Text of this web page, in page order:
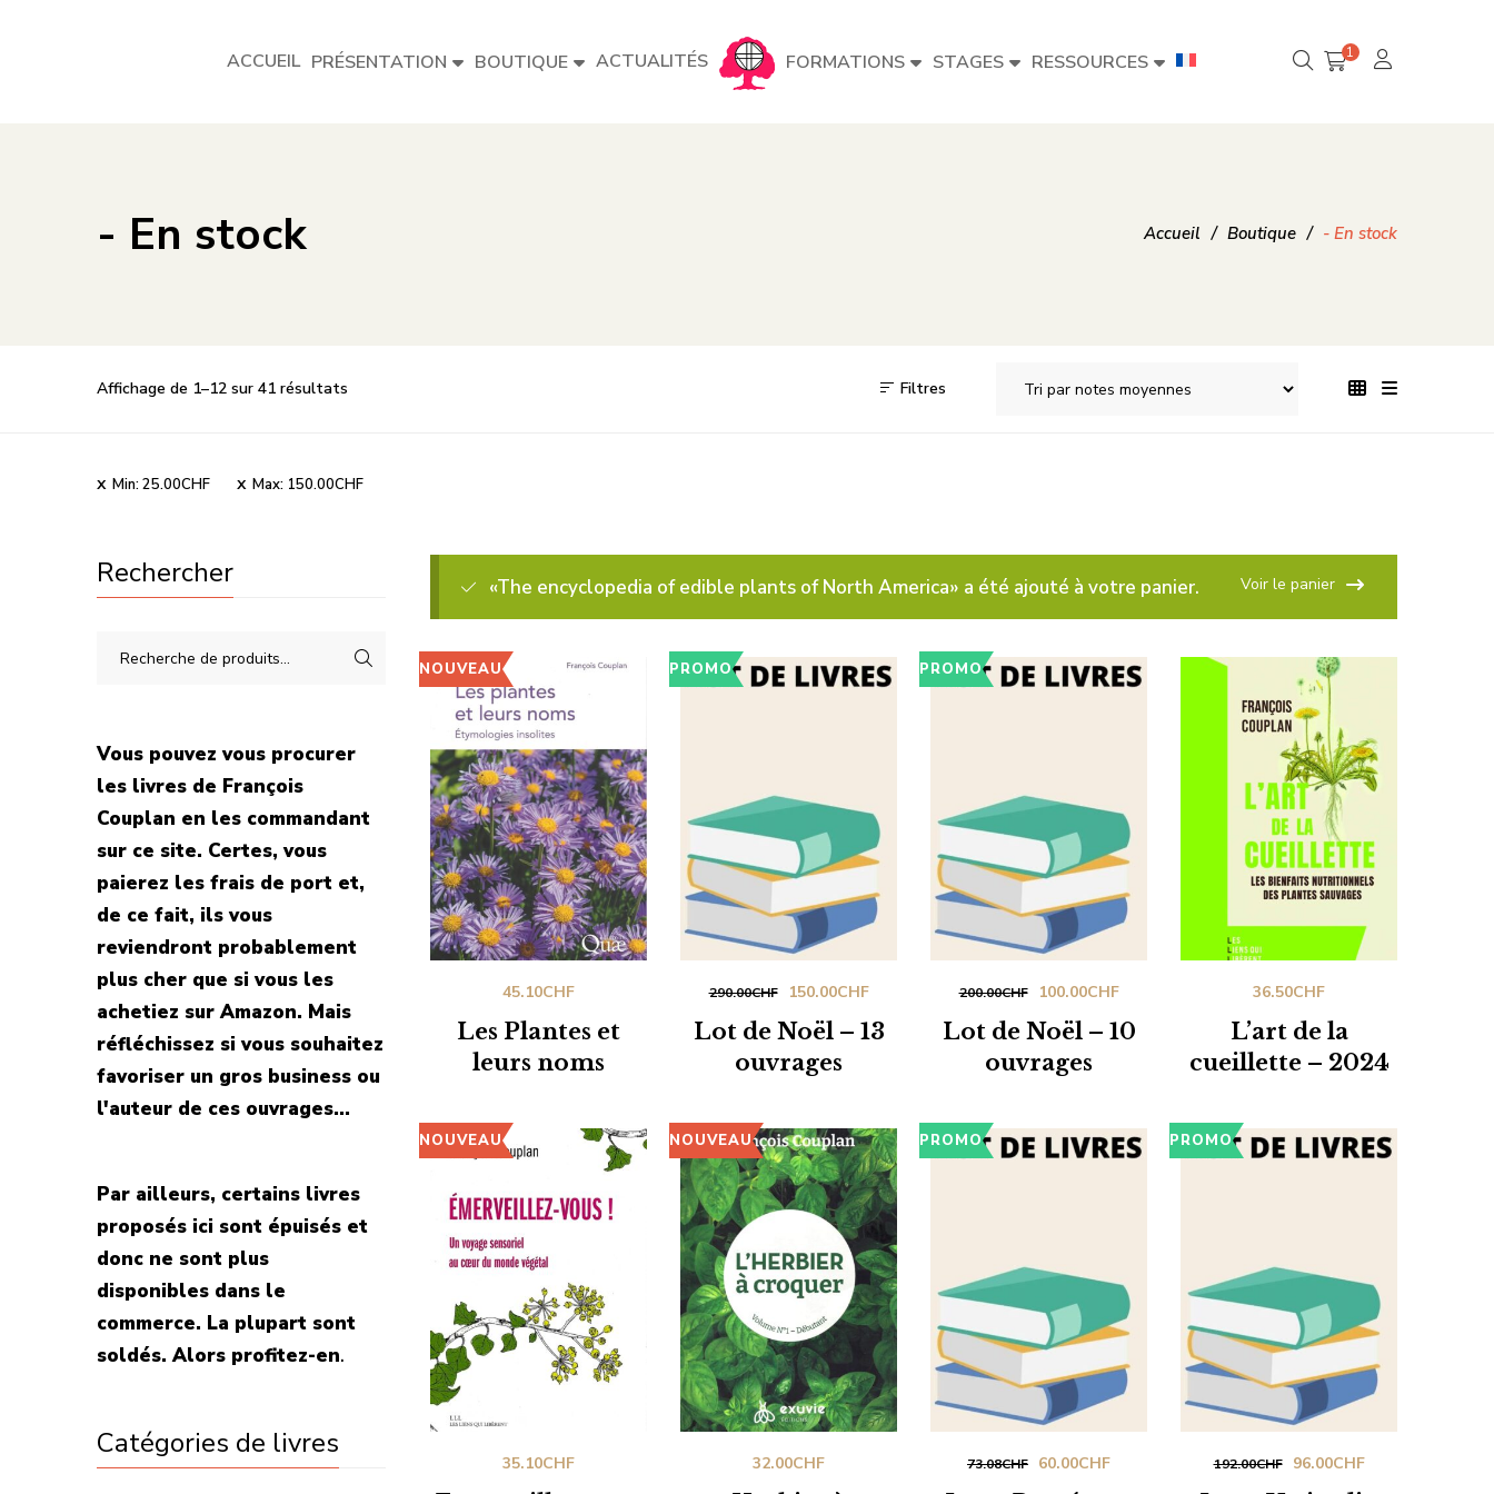
ACCUEIL PRÉSENTATION BOUTIQUE ACTUALITÉS FORMATIONS STAGES RESSOURCES 1
- En stock Accueil / Boutique / - En stock
Affichage de 1–12 sur 41 résultats Filtres
Min: 25.00CHF Max: 150.00CHF
«The encyclopedia of edible plants of North America» a été ajouté à votre panier. Voir le panier
NOUVEAU
Les Plantes et
leurs noms
45.10CHF
PROMO
Lot de Noël – 13
ouvrages
290.00CHF
Le
prix
150.00CHFLe
prix
PROMO
Lot de Noël – 10
ouvrages
200.00CHF
Le
prix
100.00CHFLe
prix
L’art de la
cueillette – 2024
36.50CHF
NOUVEAU
35.10CHF
NOUVEAU
32.00CHF
PROMO
73.08CHF
Le
60.00CHFLe
PROMO
192.00CHF
Le
96.00CHFLe
Rechercher
Vous pouvez vous procurer
les livres de François
Couplan en les commandant
sur ce site. Certes, vous
paierez les frais de port et,
de ce fait, ils vous
reviendront probablement
plus cher que si vous les
achetiez sur Amazon. Mais
réfléchissez si vous souhaitez
favoriser un gros business ou
l'auteur de ces ouvrages...
Par ailleurs, certains livres
proposés ici sont épuisés et
donc ne sont plus
disponibles dans le
commerce. La plupart sont
soldés. Alors profitez-en.
Catégories de livres